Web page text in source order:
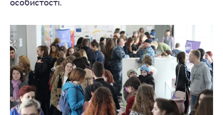
особистості.